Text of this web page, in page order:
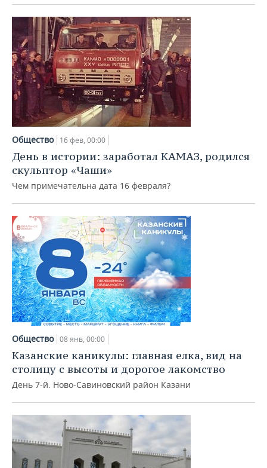
Общество 16 фев, 00:00
День в истории: заработал КАМАЗ, родился
скульптор «Чаши»
Чем примечательна дата 16 февраля?
Общество 08 янв, 00:00
Казанские каникулы: главная елка, вид на
столицу с высоты и дорогое лакомство
День 7-й. Ново-Савиновский район Казани